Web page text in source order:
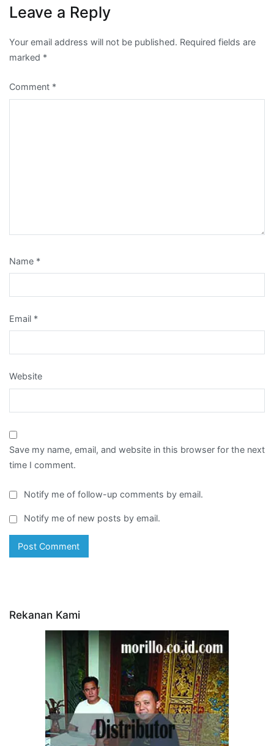
Leave a Reply
Your email address will not be published. Required fields are
marked *
Comment *
Name *
Email *
Website
Save my name, email, and website in this browser for the next
time I comment.
Notify me of follow-up comments by email.
Notify me of new posts by email.
Rekanan Kami